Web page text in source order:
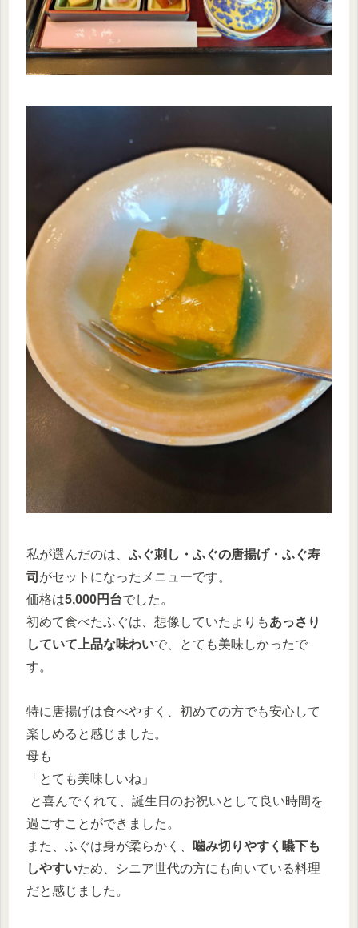
私が選んだのは、 ふぐ刺し・ふぐの唐揚げ・ふぐ寿
司 がセットになったメニューです。
価格は5,000円台でした。
初めて食べたふぐは、想像していたよりもあっさり
していて上品な味わいで、とても美味しかったで
す。
特に唐揚げは食べやすく、初めての方でも安心して
楽しめると感じました。
母も
「とても美味しいね」
と喜んでくれて、誕生日のお祝いとして良い時間を
過ごすことができました。
また、ふぐは身が柔らかく、
噛み切りやすく嚥下も
しやすいため、シニア世代の方にも向いている料理
だと感じました。